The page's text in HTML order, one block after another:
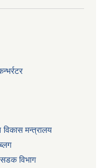
विकास मन्त्रालय
सडक विभाग